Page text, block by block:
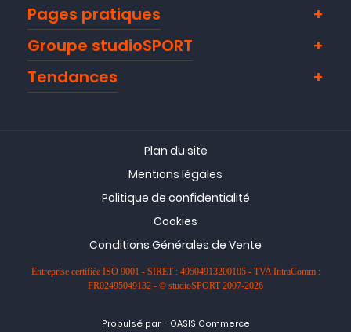
Pages pratiques
Groupe studioSPORT
Tendances
Plan du site
Mentions légales
Politique de confidentialité
Cookies
Conditions Générales de Vente
Entreprise certifiée ISO 9001 - SIRET : 49504913200105 - TVA IntraComm :
FR02495049132 - © studioSPORT 2007-2026
Propulsé par- OASIS Commerce